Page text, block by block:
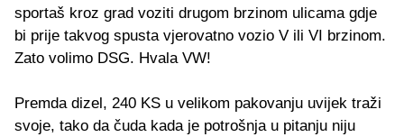
sportaš kroz grad voziti drugom brzinom ulicama gdje
bi prije takvog spusta vjerovatno vozio V ili VI brzinom.
Zato volimo DSG. Hvala VW!
Premda dizel, 240 KS u velikom pakovanju uvijek traži
svoje, tako da čuda kada je potrošnja u pitanju niju